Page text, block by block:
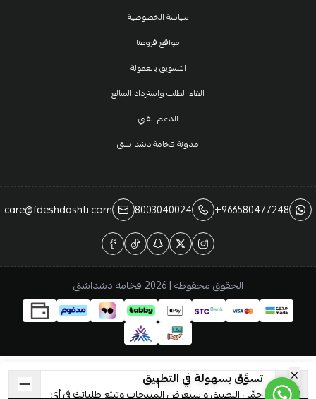
سياسة الخصوصية
مواقع فروعنا
التسويق بالعمولة
الغاء الطلب واسترداد المبالغ
الدعم الفني
مدونة فخامة دشداشتي
+966580477248
8003040024
care@fdeshdashti.com
الحقوق محفوظة | 2026 فخامة دشداشتي
تسوَّق بسهولة في التطبيق
حمِّل التطبيق واستعرض المنتجات وتتبّع طلباتك في أي